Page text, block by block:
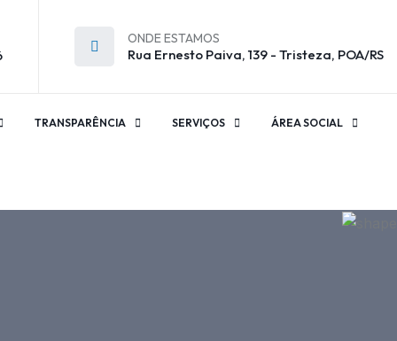
ONDE ESTAMOS
Rua Ernesto Paiva, 139 - Tristeza, POA/RS
TRANSPARÊNCIA SERVIÇOS ÁREA SOCIAL